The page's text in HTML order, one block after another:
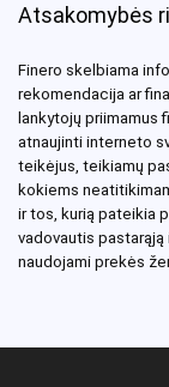
Atsakomybės
Finero skelbiama
rekomendacija ar
lankytojų priimamus
atnaujinti interneto
teikėjus, teikiamų
kokiems
ir tos, kurią pateikia
vadovautis
naudojami prekės